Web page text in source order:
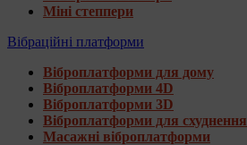
Міні степпери
Вібраційні платформи
Віброплатформи для дому
Віброплатформи 4D
Віброплатформи 3D
Віброплатформи для схуднення
Масажні віброплатформи